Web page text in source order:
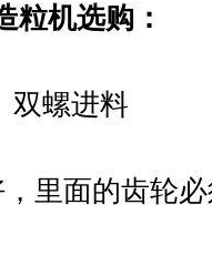
粒机选购：
螺进料
面的齿轮必